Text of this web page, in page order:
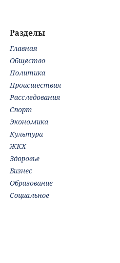
Разделы
Главная
Общество
Политика
Происшествия
Расследования
Спорт
Экономика
Культура
ЖКХ
Здоровье
Бизнес
Образование
Социальное